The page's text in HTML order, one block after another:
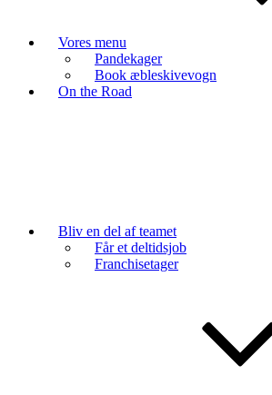
Vores menu
Pandekager
Book æbleskivevogn
On the Road
Bliv en del af teamet
Får et deltidsjob
Franchisetager